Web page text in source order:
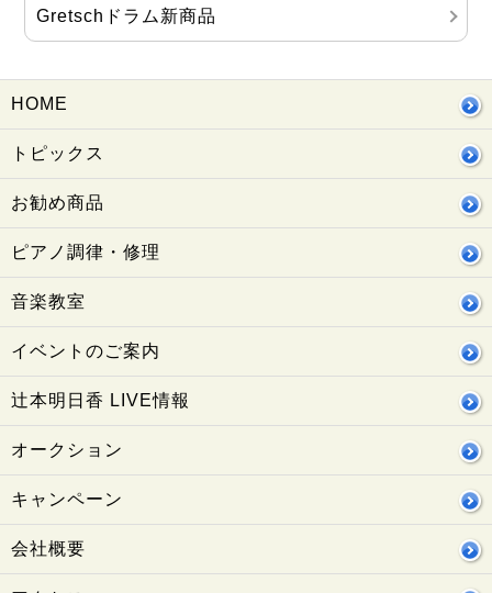
Gretschドラム新商品
HOME
トピックス
お勧め商品
ピアノ調律・修理
音楽教室
イベントのご案内
辻本明日香 LIVE情報
オークション
キャンペーン
会社概要